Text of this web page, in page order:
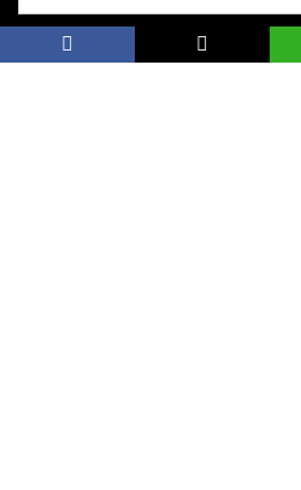
ATTIVATI
Metti a disposizione il tuo tempo.